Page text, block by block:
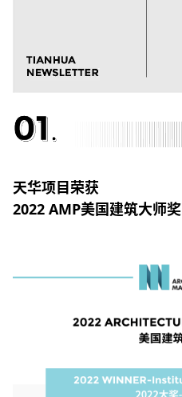
天华项目荣获
2022 AMP美国建筑大师奖